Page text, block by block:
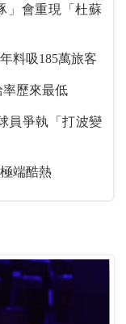
」會重現「杜蘇
料吸185萬旅客
日食品自給率歷來最低
員爭執「打波變
端酷熱